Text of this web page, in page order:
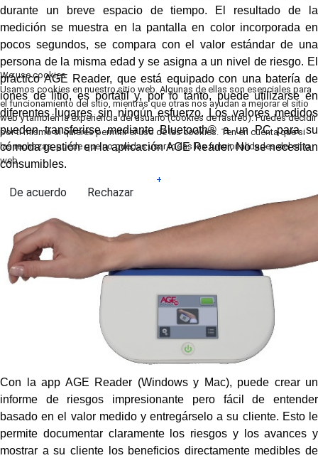
durante un breve espacio de tiempo. El resultado de la
medición se muestra en la pantalla en color incorporada en
pocos segundos, se compara con el valor estándar de una
persona de la misma edad y se asigna a un nivel de riesgo. El
práctico AGE Reader, que está equipado con una batería de
iones de litio, es portátil y, por lo tanto, puede utilizarse en
diferentes lugares sin ningún esfuerzo. Los valores medidos
pueden transferirse mediante Bluetooth® a un PC para su
cómoda gestión en la aplicación AGE Reader. No se necesitan
consumibles.
+
Con la app AGE Reader (Windows y Mac), puede crear un
informe de riesgos impresionante pero fácil de entender
basado en el valor medido y entregárselo a su cliente. Esto le
permite documentar claramente los riesgos y los avances y
mostrar a su cliente los beneficios directamente medibles de
We use cookies
Usamos cookies en nuestro sitio web. Algunas de ellas son esenciales para
el funcionamiento del sitio, mientras que otras nos ayudan a mejorar el sitio
web y también la experiencia del usuario (cookies de rastreo). Puedes decidir
por ti mismo si quieres permitir el uso de las cookies. Ten en cuenta que si
las rechazas, puede que no puedas usar todas las funcionalidades del sitio
web.
De acuerdo Rechazar